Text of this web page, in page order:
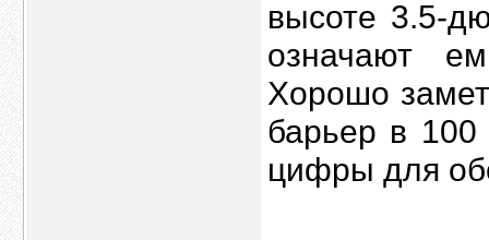
высоте 3.5-
означают
Хорошо
барьер в 100
цифры для